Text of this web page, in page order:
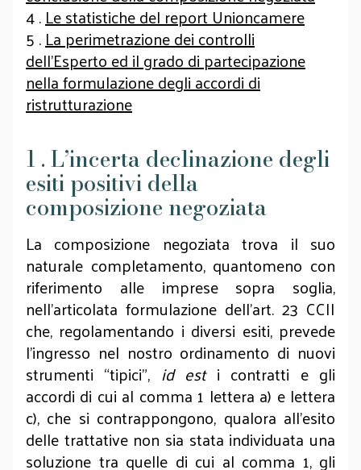
4 .Le statistiche del report Unioncamere
5 .La perimetrazione dei controlli
dell’Esperto ed il grado di partecipazione
nella formulazione degli accordi di
ristrutturazione
1 . L’incerta declinazione degli
esiti positivi della
composizione negoziata
La composizione negoziata trova il suo
naturale completamento, quantomeno con
riferimento alle imprese sopra soglia,
nell’articolata formulazione dell’art. 23 CCII
che, regolamentando i diversi esiti, prevede
l’ingresso nel nostro ordinamento di nuovi
strumenti “tipici”, id esti contratti e gli
accordi di cui al comma 1 lettera a) e lettera
c), che si contrappongono, qualora all'esito
delle trattative non sia stata individuata una
soluzione tra quelle di cui al comma 1, gli